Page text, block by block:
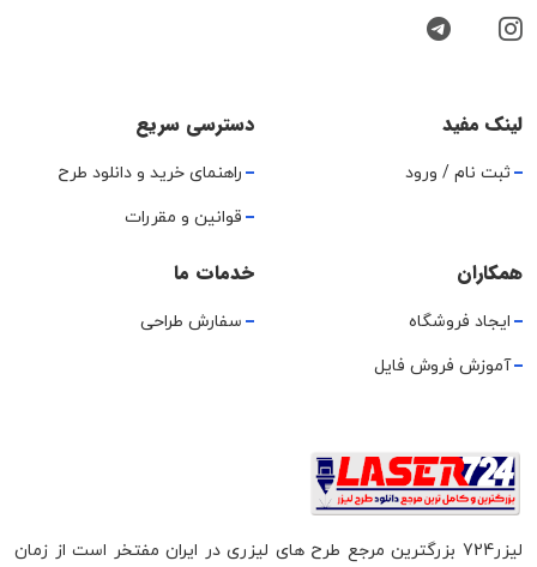
لینک مفید
ثبت نام / ورود
دسترسی سریع
راهنمای خرید و دانلود طرح
قوانین و مقررات
همکاران
ایجاد فروشگاه
آموزش فروش فایل
خدمات ما
سفارش طراحی
لیزر724 بزرگترین مرجع طرح های لیزری در ایران مفتخر است از زمان